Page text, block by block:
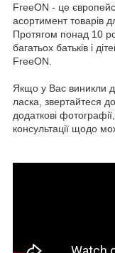
FreeON - це
асортимент товарів
Протягом понад 10
багатьох батьків і
FreeON.
Якщо у Вас виникли
ласка, звертайтеся
додаткові
консультації щодо